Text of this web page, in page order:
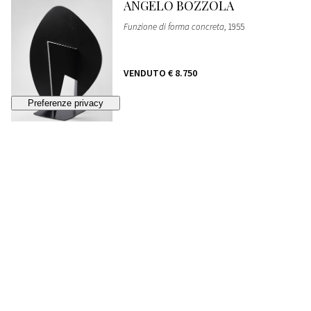
ANGELO BOZZOLA
Funzione di forma concreta, 1955
VENDUTO € 8.750